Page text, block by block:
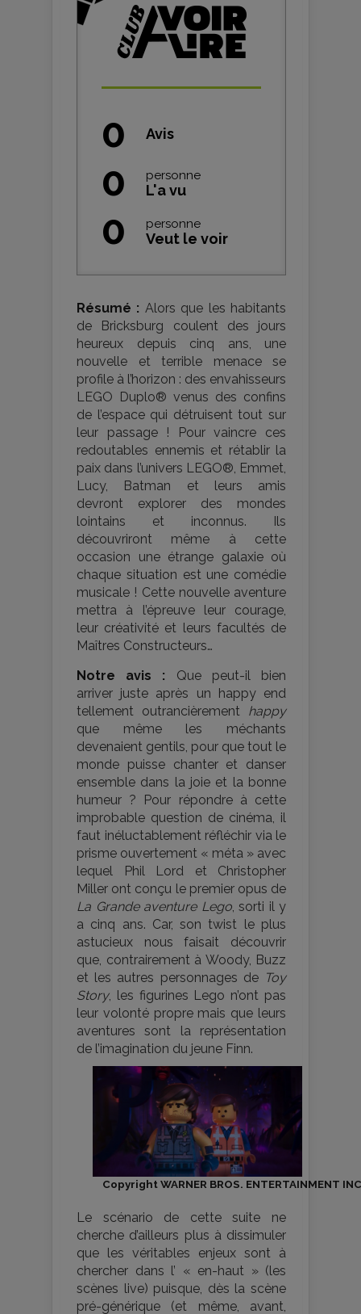
0 Avis
0 personne
L'a vu
0 personne
Veut le voir
Résumé : Alors que les habitants
de Bricksburg coulent des jours
heureux depuis cinq ans, une
nouvelle et terrible menace se
profile à l’horizon : des envahisseurs
LEGO Duplo® venus des confins
de l’espace qui détruisent tout sur
leur passage ! Pour vaincre ces
redoutables ennemis et rétablir la
paix dans l’univers LEGO®, Emmet,
Lucy, Batman et leurs amis
devront explorer des mondes
lointains et inconnus. Ils
découvriront même à cette
occasion une étrange galaxie où
chaque situation est une comédie
musicale ! Cette nouvelle aventure
mettra à l’épreuve leur courage,
leur créativité et leurs facultés de
Maîtres Constructeurs…
Notre avis : Que peut-il bien
arriver juste après un happy end
tellement outrancièrement happy
que même les méchants
devenaient gentils, pour que tout le
monde puisse chanter et danser
ensemble dans la joie et la bonne
humeur ? Pour répondre à cette
improbable question de cinéma, il
faut inéluctablement réfléchir via le
prisme ouvertement « méta » avec
lequel Phil Lord et Christopher
Miller ont conçu le premier opus de
La Grande aventure Lego, sorti il y
a cinq ans. Car, son twist le plus
astucieux nous faisait découvrir
que, contrairement à Woody, Buzz
et les autres personnages de Toy
Story, les figurines Lego n’ont pas
leur volonté propre mais que leurs
aventures sont la représentation
de l’imagination du jeune Finn.
Copyright WARNER BROS. ENTERTAINMENT
Le scénario de cette suite ne
cherche d’ailleurs plus à dissimuler
que les véritables enjeux sont à
chercher dans l’ « en-haut » (les
scènes live) puisque, dès la scène
pré-générique (et même, avant,